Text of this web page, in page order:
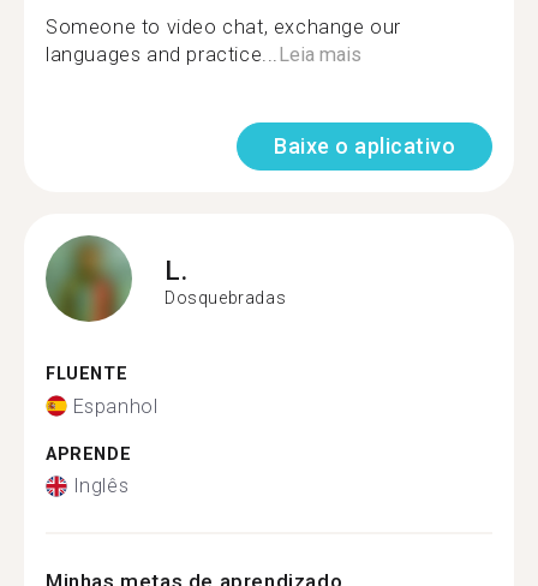
Someone to video chat, exchange our
languages ​​and practice...Leia mais
Baixe o aplicativo
L.
Dosquebradas
FLUENTE
Espanhol
APRENDE
Inglês
Minhas metas de aprendizado